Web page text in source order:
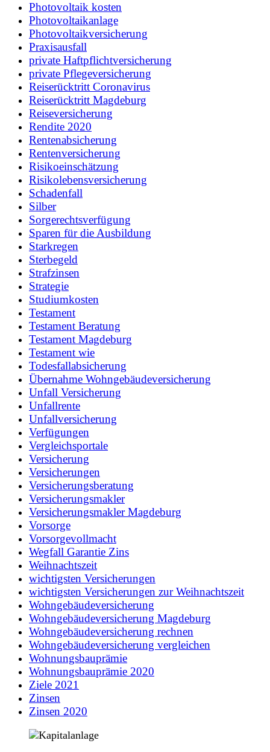
Photovoltaik kosten
Photovoltaikanlage
Photovoltaikversicherung
Praxisausfall
private Haftpflichtversicherung
private Pflegeversicherung
Reiserücktritt Coronavirus
Reiserücktritt Magdeburg
Reiseversicherung
Rendite 2020
Rentenabsicherung
Rentenversicherung
Risikoeinschätzung
Risikolebensversicherung
Schadenfall
Silber
Sorgerechtsverfügung
Sparen für die Ausbildung
Starkregen
Sterbegeld
Strafzinsen
Strategie
Studiumkosten
Testament
Testament Beratung
Testament Magdeburg
Testament wie
Todesfallabsicherung
Übernahme Wohngebäudeversicherung
Unfall Versicherung
Unfallrente
Unfallversicherung
Verfügungen
Vergleichsportale
Versicherung
Versicherungen
Versicherungsberatung
Versicherungsmakler
Versicherungsmakler Magdeburg
Vorsorge
Vorsorgevollmacht
Wegfall Garantie Zins
Weihnachtszeit
wichtigsten Versicherungen
wichtigsten Versicherungen zur Weihnachtszeit
Wohngebäudeversicherung
Wohngebäudeversicherung Magdeburg
Wohngebäudeversicherung rechnen
Wohngebäudeversicherung vergleichen
Wohnungsbauprämie
Wohnungsbauprämie 2020
Ziele 2021
Zinsen
Zinsen 2020